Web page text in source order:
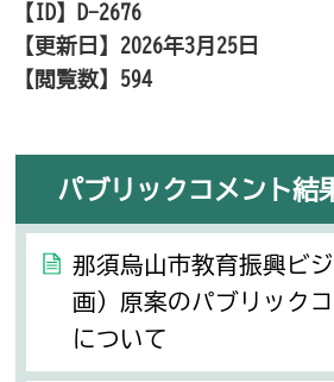
【ID】
D-2676
【更新日】 2026年3月25日
【閲覧数】 594
パブリックコメント結
那須烏山市教育振興ビ
画）原案のパブリック
について